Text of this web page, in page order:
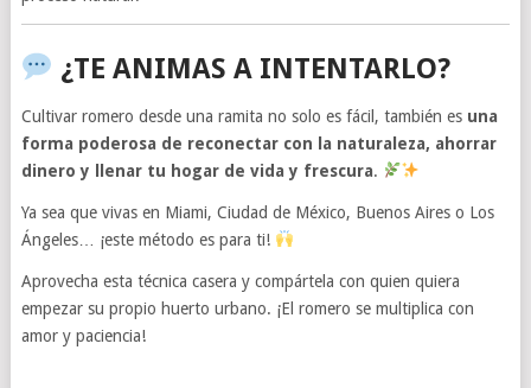
¿TE ANIMAS A INTENTARLO?
Cultivar romero desde una ramita no solo es fácil, también es una
forma poderosa de reconectar con la naturaleza, ahorrar
dinero y llenar tu hogar de vida y frescura.
Ya sea que vivas en Miami, Ciudad de México, Buenos Aires o Los
Ángeles… ¡este método es para ti!
Aprovecha esta técnica casera y compártela con quien quiera
empezar su propio huerto urbano. ¡El romero se multiplica con
amor y paciencia!